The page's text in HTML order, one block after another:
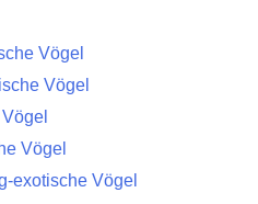
Vögel
Vögel
Vögel
exotische Vögel